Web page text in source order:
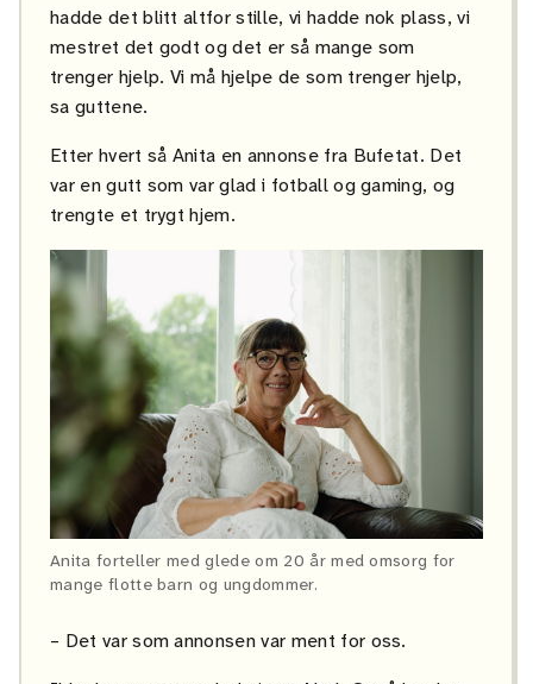
hadde det blitt altfor stille, vi hadde nok plass, vi
mestret det godt og det er så mange som
trenger hjelp. Vi må hjelpe de som trenger hjelp,
sa guttene.
Etter hvert så Anita en annonse fra Bufetat. Det
var en gutt som var glad i fotball og gaming, og
trengte et trygt hjem.
Anita forteller med glede om 20 år med omsorg for
mange flotte barn og ungdommer.
– Det var som annonsen var ment for oss.